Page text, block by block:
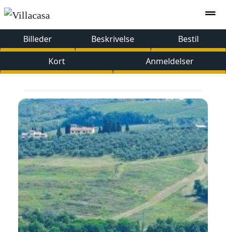
Billeder Beskrivelse
Bestil
Kort
Anmeldelser